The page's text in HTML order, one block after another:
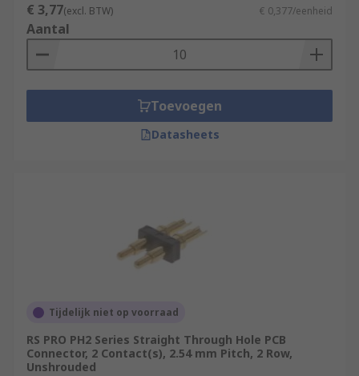
€ 3,77(excl. BTW) € 0,377/eenheid
Aantal
Toevoegen
Datasheets
Tijdelijk niet op voorraad
RS PRO PH2 Series Straight Through Hole PCB
Connector, 2 Contact(s), 2.54 mm Pitch, 2 Row,
Unshrouded